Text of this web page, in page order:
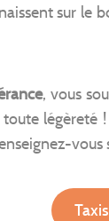
sur le
, vous
légèreté
vous